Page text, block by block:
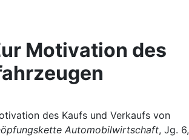
Motivation des
des Kaufs und Verkaufs von
Automobilwirtschaft, Jg. 6,